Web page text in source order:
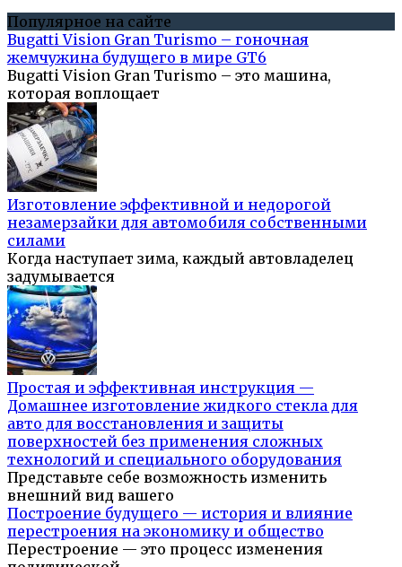
Популярное на сайте
Bugatti Vision Gran Turismo – гоночная
жемчужина будущего в мире GT6
Bugatti Vision Gran Turismo – это машина,
которая воплощает
Изготовление эффективной и недорогой
незамерзайки для автомобиля собственными
силами
Когда наступает зима, каждый автовладелец
задумывается
Простая и эффективная инструкция —
Домашнее изготовление жидкого стекла для
авто для восстановления и защиты
поверхностей без применения сложных
технологий и специального оборудования
Представьте себе возможность изменить
внешний вид вашего
Построение будущего — история и влияние
перестроения на экономику и общество
Перестроение — это процесс изменения